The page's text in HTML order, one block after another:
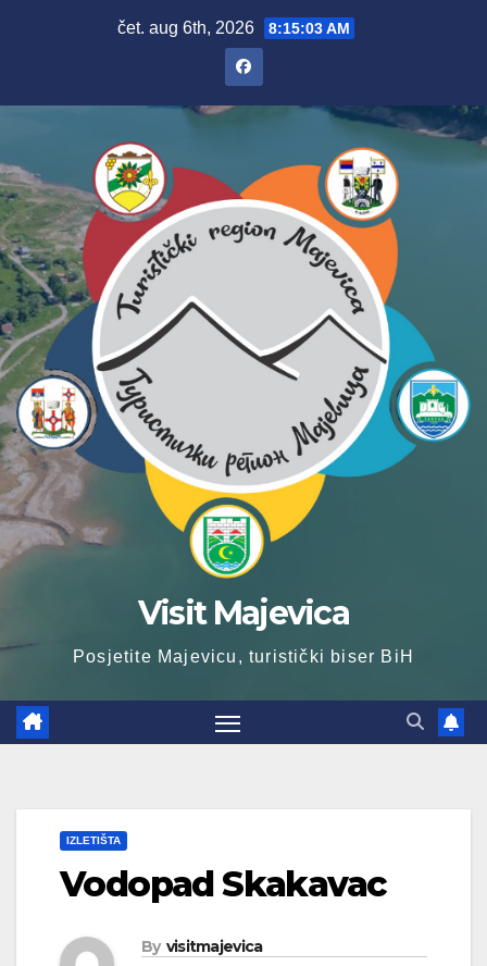
čet. aug 6th, 2026 8:15:04 AM
Visit Majevica
Posjetite Majevicu, turistički biser BiH
IZLETIŠTA
Vodopad Skakavac
By visitmajevica